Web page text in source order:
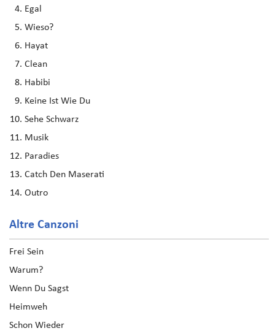
Egal
Wieso?
Hayat
Clean
Habibi
Keine Ist Wie Du
Sehe Schwarz
Musik
Paradies
Catch Den Maserati
Outro
Altre Canzoni
Frei Sein
Warum?
Wenn Du Sagst
Heimweh
Schon Wieder